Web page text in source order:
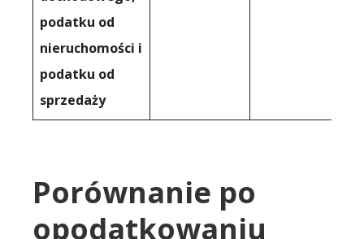
podatku od
nieruchomości i
podatku od
sprzedaży
Porównanie po
opodatkowaniu